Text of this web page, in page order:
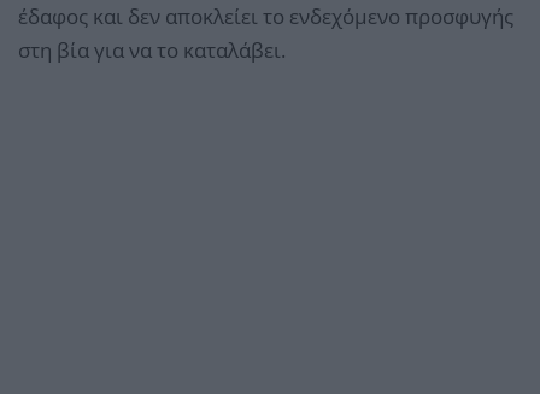
έδαφος και δεν αποκλείει το ενδεχόμενο προσφυγής
στη βία για να το καταλάβει.